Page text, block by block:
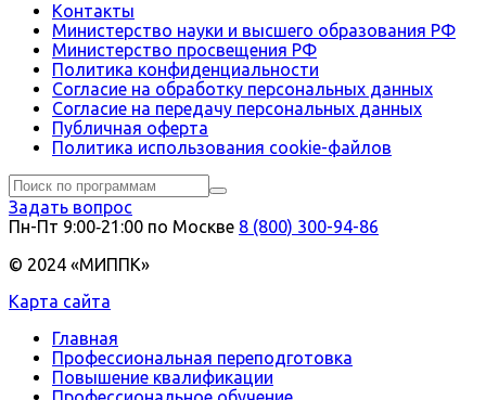
Контакты
Министерство науки и высшего образования РФ
Министерство просвещения РФ
Политика конфиденциальности
Согласие на обработку персональных данных
Согласие на передачу персональных данных
Публичная оферта
Политика использования сookie-файлов
Задать вопрос
Пн-Пт 9:00‑21:00 по Москве 8 (800) 300-94-86
© 2024 «МИППК»
Карта сайта
Главная
Профессиональная переподготовка
Повышение квалификации